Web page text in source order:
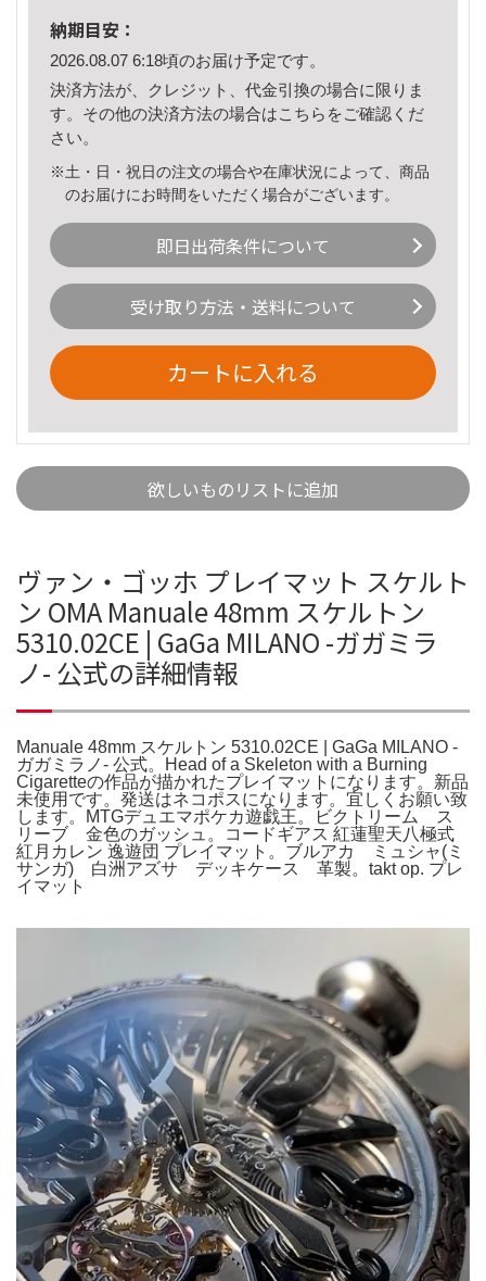
納期目安：
2026.08.07 6:18頃のお届け予定です。
決済方法が、クレジット、代金引換の場合に限りま
す。その他の決済方法の場合はこちら をご確認くだ
さい。
※土・日・祝日の注文の場合や在庫状況によって、商品
のお届けにお時間をいただく場合がございます。
即日出荷条件について
受け取り方法・送料について
カートに入れる
欲しいものリストに追加
ヴァン・ゴッホ プレイマット スケルト
ン OMA Manuale 48mm スケルトン
5310.02CE | GaGa MILANO -ガガミラ
ノ- 公式の詳細情報
Manuale 48mm スケルトン 5310.02CE | GaGa MILANO -
ガガミラノ- 公式。Head of a Skeleton with a Burning
Cigaretteの作品が描かれたプレイマットになります。新品
未使用です。発送はネコポスになります。宜しくお願い致
します。MTGデュエマポケカ遊戯王。ビクトリーム ス
リーブ 金色のガッシュ。コードギアス 紅蓮聖天八極式
紅月カレン 逸遊団 プレイマット。ブルアカ ミュシャ(ミ
サンガ) 白洲アズサ デッキケース 革製。takt op. プレ
イマット